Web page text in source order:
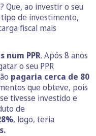
Que, ao investir o seu
de investimento,
fiscal mais
num PPR. Após 8 anos
o seu PPR
pagaria cerca de 80
que obteve, pois
tivesse investido e
de
, logo, teria